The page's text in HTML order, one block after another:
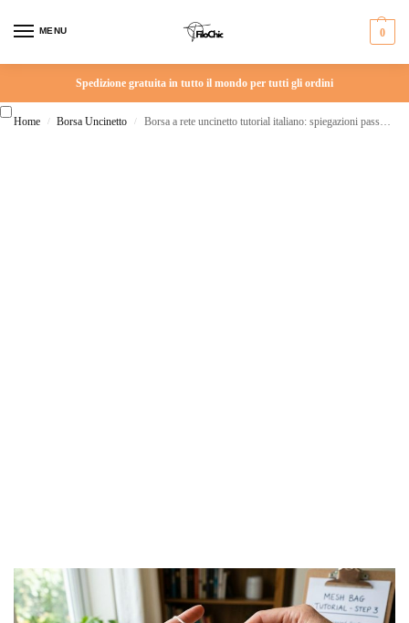
MENU 0
Spedizione gratuita in tutto il mondo per tutti gli ordini
Home / Borsa Uncinetto / Borsa a rete uncinetto tutorial italiano: spiegazioni passo passo per non perdere i punti